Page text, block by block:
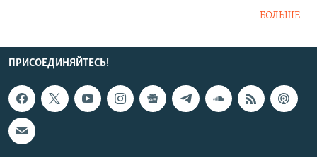
БОЛЬШЕ
ПРИСОЕДИНЯЙТЕСЬ!